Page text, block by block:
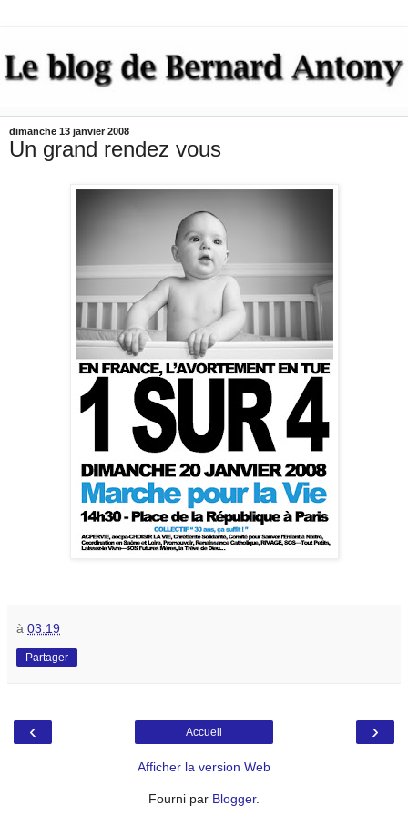
dimanche 13 janvier 2008
Un grand rendez vous
à 03:19
Partager
‹ ›
Accueil
Afficher la version Web
Fourni par Blogger.